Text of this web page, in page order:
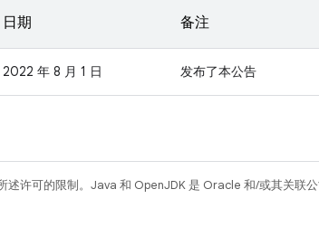
日期 备注
2022 年 8 月 1 日 发布了本公告
述许可的限制。Java 和 OpenJDK 是 Oracle 和/或其关联